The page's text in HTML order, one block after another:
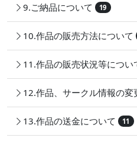
9.ご納品について 19
10.作品の販売方法について
11.作品の販売状況等につい
12.作品、サークル情報の変
13.作品の送金について 11